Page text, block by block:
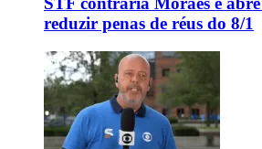
reduzir penas de réus do 8/1